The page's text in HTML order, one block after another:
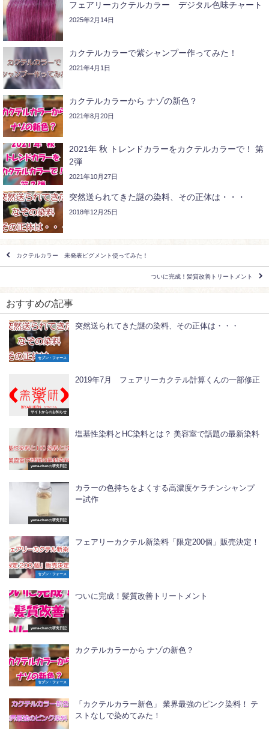
フェアリーカクテルカラー デジタル色味チャート
2025年2月14日
カクテルカラーで紫シャンプー作ってみた！
2021年4月1日
カクテルカラーから ナゾの新色？
2021年8月20日
2021年 秋 トレンドカラーをカクテルカラーで！ 第
2弾
2021年10月27日
突然送られてきた謎の染料、その正体は・・・
2018年12月25日
カクテルカラー 未発表ピグメント使ってみた！
ついに完成！髪質改善トリートメント
おすすめの記事
セブン・フォース
突然送られてきた謎の染料、その正体は・・・
サイトからのお知らせ
2019年7月 フェアリーカクテル計算くんの一部修正
yama-chanの研究日記
塩基性染料とHC染料とは？ 美容室で話題の最新染料
yama-chanの研究日記
カラーの色持ちをよくする高濃度ケラチンシャンプ
ー試作
セブン・フォース
フェアリーカクテル新染料「限定200個」販売決定！
yama-chanの研究日記
ついに完成！髪質改善トリートメント
セブン・フォース
カクテルカラーから ナゾの新色？
「カクテルカラー新色」 業界最強のピンク染料！ テ
ストなしで染めてみた！